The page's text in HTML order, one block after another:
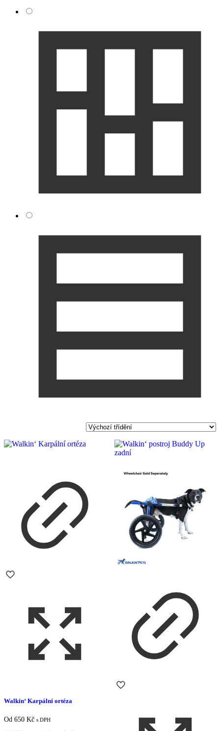
Walkin‘ Karpální ortéza
Od 650 Kč s DPH